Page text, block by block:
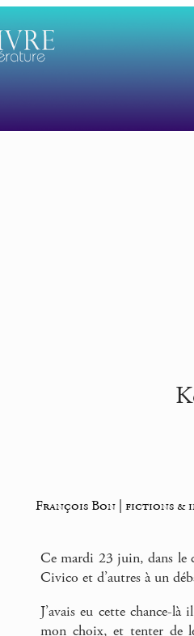
François Bon | fictions &
Ce mardi 23 juin, dans le
Civico et d’autres à un
J’avais eu cette chance-
mon choix, et tenter de